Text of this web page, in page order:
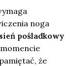
noga
pośladkowy
że